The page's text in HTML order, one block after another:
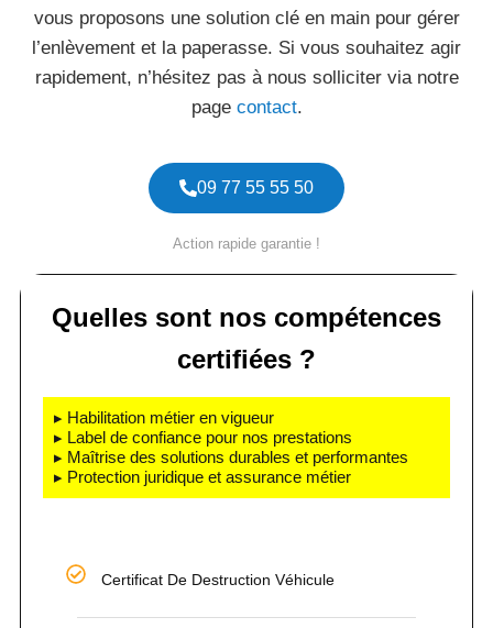
vous proposons une solution clé en main pour gérer
l’enlèvement et la paperasse. Si vous souhaitez agir
rapidement, n’hésitez pas à nous solliciter via notre
page contact.
09 77 55 55 50
Action rapide garantie !
Quelles sont nos compétences
certifiées ?
▸ Habilitation métier en vigueur
▸ Label de confiance pour nos prestations
▸ Maîtrise des solutions durables et performantes
▸ Protection juridique et assurance métier
Certificat De Destruction Véhicule